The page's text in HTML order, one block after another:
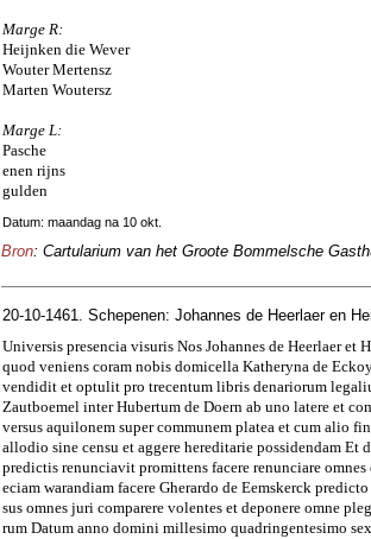
Marge R:
Heijnken die Wever
Wouter Mertensz
Marten Woutersz
Marge L:
Pasche
enen rijns
gulden
Datum: maandag na 10 okt.
Bron: Cartularium van het Groote Bommelsche
20-10-1461. Schepenen: Johannes de Heerlaer en
Universis presencia visuris Nos Johannes de Heerlaer
quod veniens coram nobis domicella Katheryna de
vendidit et optulit pro trecentum libris denariorum
Zautboemel inter Hubertum de Doern ab uno latere et
versus aquilonem super communem platea et cum alio
allodio sine censu et aggere hereditarie possidendam
predictis renunciavit promittens facere renunciare
eciam warandiam facere Gherardo de Eemskerck
sus omnes juri comparere volentes et deponere omne
rum Datum anno domini millesimo quadringentesimo